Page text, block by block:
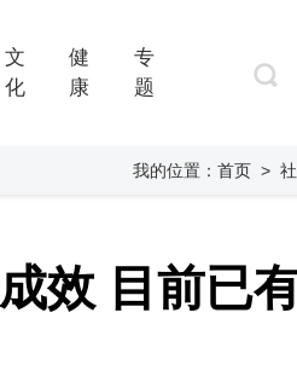
文
化
健
康
专
题
我的位置： 首页 >
效 目前已